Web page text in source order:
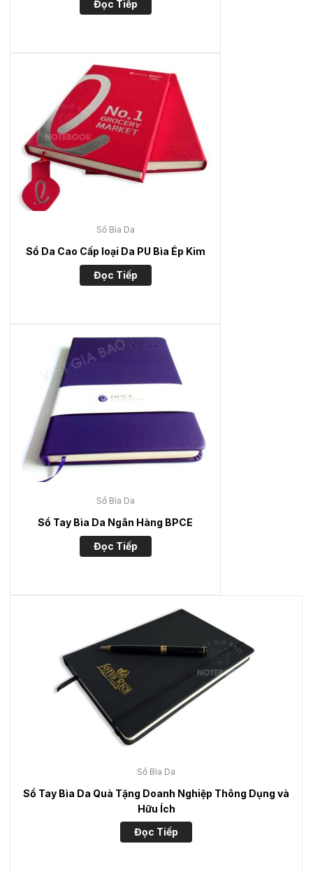
Đọc Tiếp
Sổ Bìa Da
Sổ Da Cao Cấp loại Da PU Bìa Ép Kim
Đọc Tiếp
Sổ Bìa Da
Sổ Tay Bìa Da Ngân Hàng BPCE
Đọc Tiếp
Sổ Bìa Da
Sổ Tay Bìa Da Quà Tặng Doanh Nghiệp Thông Dụng và
Hữu Ích
Đọc Tiếp